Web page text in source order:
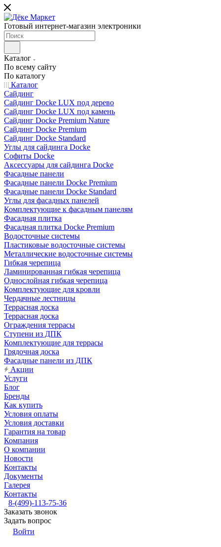
Готовый интернет-магазин электроники
Каталог
По всему сайту
По каталогу
Каталог
Сайдинг
Сайдинг Docke LUX под дерево
Сайдинг Docke LUX под камень
Сайдинг Docke Premium Nature
Сайдинг Docke Premium
Сайдинг Docke Standard
Углы для сайдинга Docke
Софиты Docke
Аксессуары для сайдинга Docke
Фасадные панели
Фасадные панели Docke Premium
Фасадные панели Docke Standard
Углы для фасадных панелей
Комплектующие к фасадным панелям
Фасадная плитка
Фасадная плитка Docke Premium
Водосточные системы
Пластиковые водосточные системы
Металлические водосточные системы
Гибкая черепица
Ламинированная гибкая черепица
Однослойная гибкая черепица
Комплектующие для кровли
Чердачные лестницы
Террасная доска
Террасная доска
Ограждения террасы
Ступени из ДПК
Комплектующие для террасы
Грядочная доска
Фасадные панели из ДПК
Акции
Услуги
Блог
Бренды
Как купить
Условия оплаты
Условия доставки
Гарантия на товар
Компания
О компании
Новости
Контакты
Документы
Галерея
Контакты
8-(499)-113-75-36
Заказать звонок
Задать вопрос
Войти